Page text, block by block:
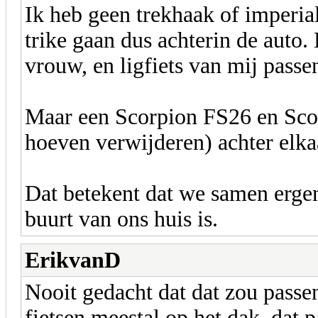
Ik heb geen trekhaak of
trike gaan dus achterin de
vrouw, en ligfiets van mij
Maar een Scorpion FS26 en
hoeven verwijderen) achter
Dat betekent dat we samen
buurt van ons huis is.
ErikvanD
Nooit gedacht dat dat zou